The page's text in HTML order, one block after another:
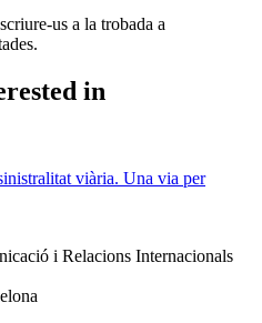
us a la trobada a
in
viària. Una via per
i Relacions Internacionals